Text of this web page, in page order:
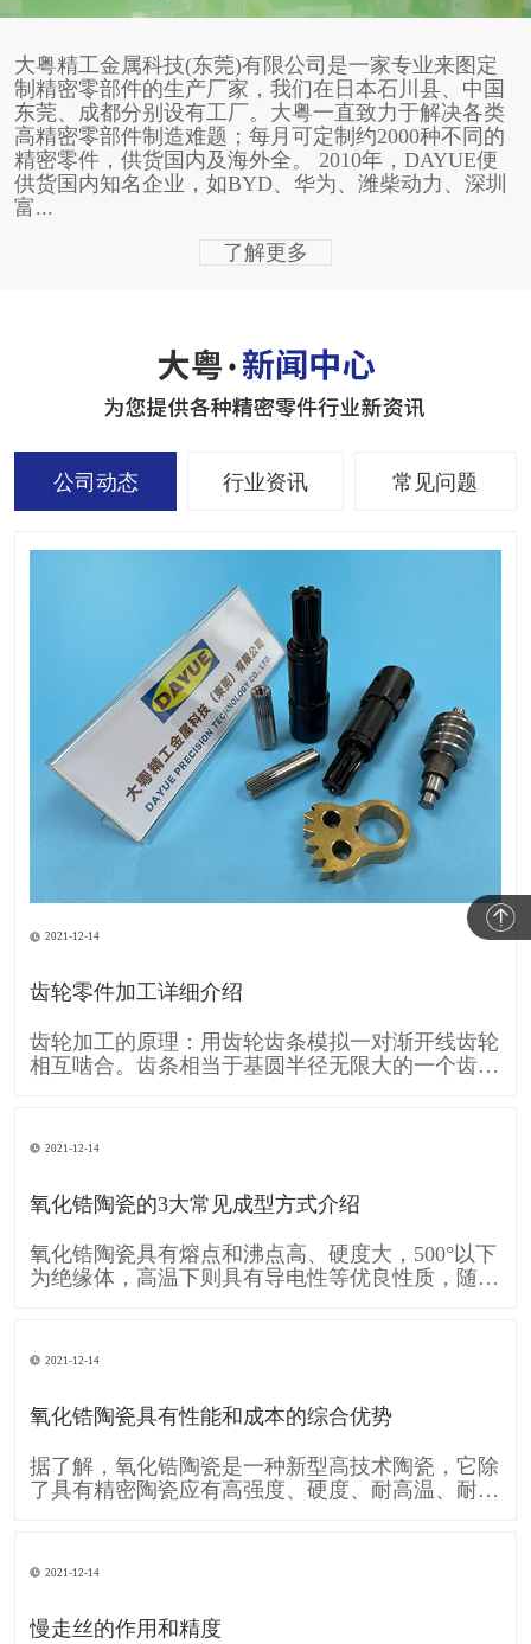
大粤精工金属科技(东莞)有限公司是一家专业来图定
制精密零部件的生产厂家，我们在日本石川县、中国
东莞、成都分别设有工厂。大粤一直致力于解决各类
高精密零部件制造难题；每月可定制约2000种不同的
精密零件，供货国内及海外全。 2010年，DAYUE便
供货国内知名企业，如BYD、华为、潍柴动力、深圳
富...
了解更多
公司动态 行业资讯 常见问题
2021-12-14
齿轮零件加工详细介绍
齿轮加工的原理：用齿轮齿条模拟一对渐开线齿轮
相互啮合。齿条相当于基圆半径无限大的一个齿
的运动。可见形成齿廓渐开线的运动是由刀具运动
A和工件运动B复合而成的。单纯的直线移动A和单
2021-12-14
氧化锆陶瓷的3大常见成型方式介绍
氧化锆陶瓷具有熔点和沸点高、硬度大，500°以下
为绝缘体，高温下则具有导电性等优良性质，随着
常见成型方式： 一、注浆成型 注浆成型是氧化锆
陶瓷使用较早的成型方法，注浆成型的成型过程包
2021-12-14
氧化锆陶瓷具有性能和成本的综合优势
据了解，氧化锆陶瓷是一种新型高技术陶瓷，它除
了具有精密陶瓷应有高强度、硬度、耐高温、耐酸
像是轴封轴承、切削组件、模具、汽车零件等，甚
至可用于人体，像是人工关节当中。 消费电子领
2021-12-14
慢走丝的作用和精度